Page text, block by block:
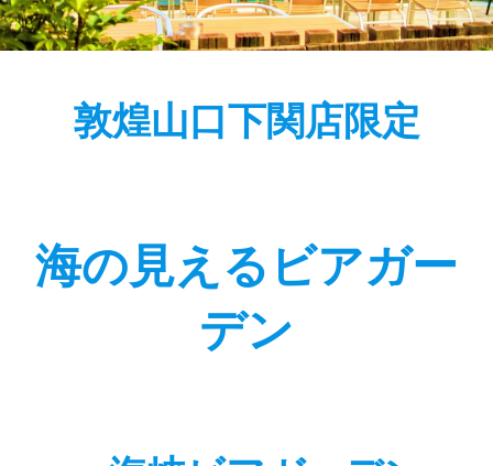
敦煌山口下関店限定
海の見えるビアガー
デン